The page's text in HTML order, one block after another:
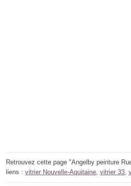
Retrouvez cette page "Angelby peinture
liens : vitrier Nouvelle-Aquitaine, vitrier 33,